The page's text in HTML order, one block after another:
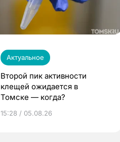
Актуальное
Второй пик активности
клещей ожидается в
Томске — когда?
15:28 / 05.08.26